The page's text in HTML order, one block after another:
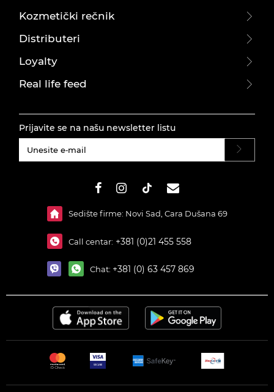
Kozmetički rečnik
Distributeri
Loyalty
Real life feed
Prijavite se na našu newsletter listu
Sedište firme: Novi Sad, Cara Dušana 69
Call centar: +381 (0)21 455 558
Chat: +381 (0) 63 457 869